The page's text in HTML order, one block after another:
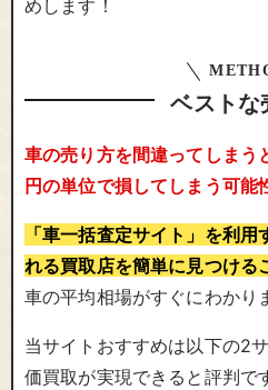
めします！
ベストな
車の売り方を間違ってしま
円の単位で損してしまう可能
「車一括査定サイト」を利
れる買取店を簡単に見つける
車の平均相場がすぐにわかり
当サイトおすすめは以下の2
価買取が実現できると評判で